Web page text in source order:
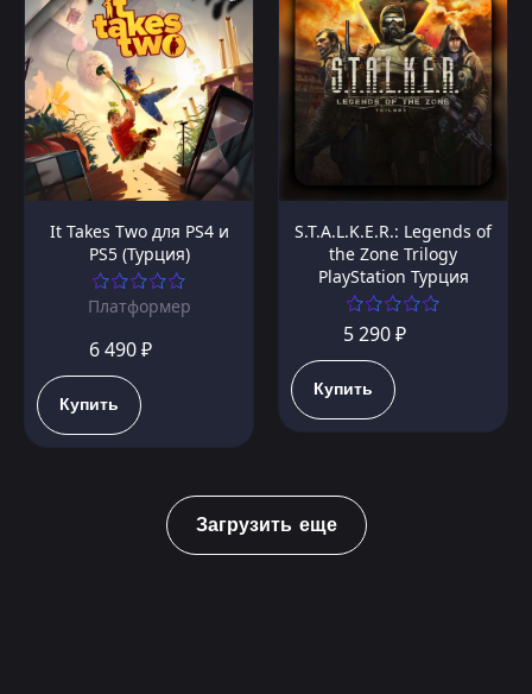
It Takes Two для PS4 и
PS5 (Турция)
Платформер
6 490 ₽
Купить
S.T.A.L.K.E.R.: Legends of
the Zone Trilogy
PlayStation Турция
5 290 ₽
Купить
Загрузить еще